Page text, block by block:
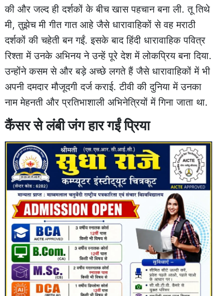
की और जल्द ही दर्शकों के बीच खास पहचान बना ली. तू तिथे
मी, तुझेच मी गीत गात आहे जैसे धारावाहिकों से वह मराठी
दर्शकों की चहेती बन गईं. इसके बाद हिंदी धारावाहिक पवित्र
रिश्ता में उनके अभिनय ने उन्हें पूरे देश में लोकप्रिय बना दिया.
उन्होंने कसम से और बड़े अच्छे लगते हैं जैसे धारावाहिकों में भी
अपनी दमदार मौजूदगी दर्ज कराई. टीवी की दुनिया में उनका
नाम मेहनती और प्रतिभाशाली अभिनेत्रियों में गिना जाता था.
कैंसर से लंबी जंग हार गईं प्रिया